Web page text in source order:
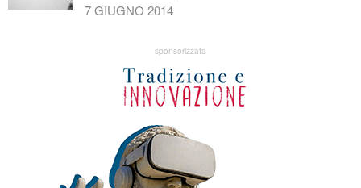
7 GIUGNO 2014
sponsorizzata